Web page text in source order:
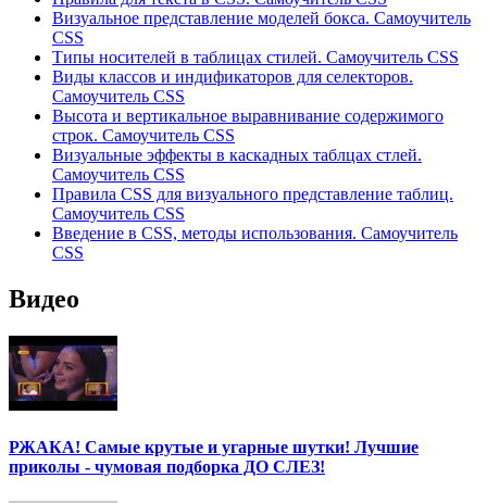
Визуальное представление моделей бокса. Самоучитель
CSS
Типы носителей в таблицах стилей. Самоучитель CSS
Виды классов и индификаторов для селекторов.
Самоучитель CSS
Высота и вертикальное выравнивание содержимого
строк. Самоучитель CSS
Визуальные эффекты в каскадных таблцах стлей.
Самоучитель CSS
Правила CSS для визуального представление таблиц.
Самоучитель CSS
Введение в CSS, методы использования. Самоучитель
CSS
Видео
РЖАКА! Самые крутые и угарные шутки! Лучшие
приколы - чумовая подборка ДО СЛЕЗ!